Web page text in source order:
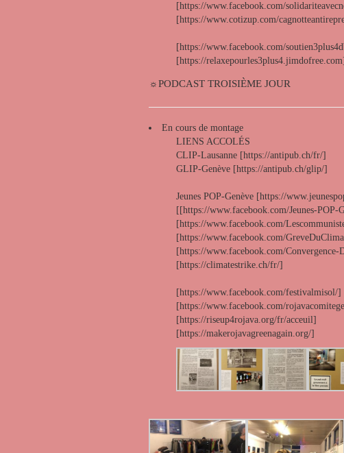
[https://www.facebook.com/
[https://www.cotizup.com/
[https://www.facebook.com/
[https://relaxepourles3plus4.jimdofree.com]
☼PODCAST TROISIÈME JOUR
En cours de montage
LIENS ACCOLÉS
CLIP-Lausanne [https://antipub.ch/fr/]
GLIP-Genève [https://antipub.ch/glip/]
Jeunes POP-Genève [https://
[[https://www.facebook.com/Jeunes-POP-
[https://www.facebook.com/
[https://www.facebook.com/
[https://www.facebook.com/Convergence-
[https://climatestrike.ch/fr/]
[https://www.facebook.com/festivalmisol/]
[https://www.facebook.com/
[https://riseup4rojava.org/fr/acceuil]
[https://makerojavagreenagain.org/]